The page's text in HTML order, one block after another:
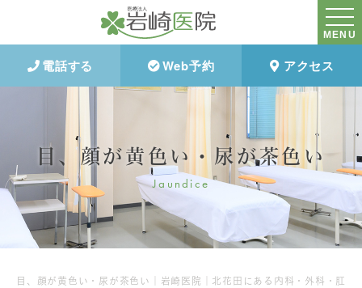
MENU
電話する Web予約 アクセス
目、顔が黄色い・尿が茶色い
Jaundice
目、顔が黄色い・尿が茶色い｜岩崎医院｜北花田にある内科・外科・肛